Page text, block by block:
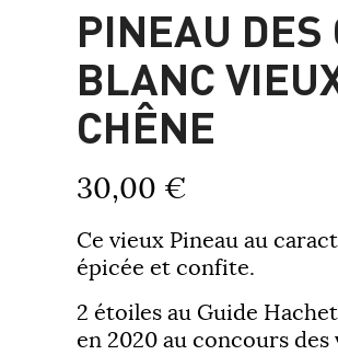
PINEAU DES
BLANC
CHÊNE
30,00 €
Ce vieux Pineau au
épicée et confite.
2 étoiles au Guide
en 2020 au concours des